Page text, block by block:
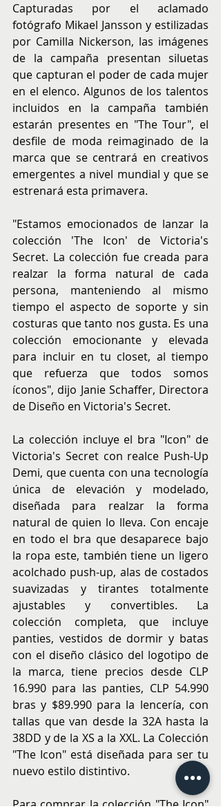
Capturadas por el aclamado
fotógrafo Mikael Jansson y estilizadas
por Camilla Nickerson, las imágenes
de la campaña presentan siluetas
que capturan el poder de cada mujer
en el elenco. Algunos de los talentos
incluidos en la campaña también
estarán presentes en "The Tour", el
desfile de moda reimaginado de la
marca que se centrará en creativos
emergentes a nivel mundial y que se
estrenará esta primavera.
"Estamos emocionados de lanzar la
colección 'The Icon' de Victoria's
Secret. La colección fue creada para
realzar la forma natural de cada
persona, manteniendo al mismo
tiempo el aspecto de soporte y sin
costuras que tanto nos gusta. Es una
colección emocionante y elevada
para incluir en tu closet, al tiempo
que refuerza que todos somos
íconos", dijo Janie Schaffer, Directora
de Diseño en Victoria's Secret.
La colección incluye el bra "Icon" de
Victoria's Secret con realce Push-Up
Demi, que cuenta con una tecnología
única de elevación y modelado,
diseñada para realzar la forma
natural de quien lo lleva. Con encaje
en todo el bra que desaparece bajo
la ropa este, también tiene un ligero
acolchado push-up, alas de costados
suavizadas y tirantes totalmente
ajustables y convertibles. La
colección completa, que incluye
panties, vestidos de dormir y batas
con el diseño clásico del logotipo de
la marca, tiene precios desde CLP
16.990 para las panties, CLP 54.990
bras y $89.990 para la lencería, con
tallas que van desde la 32A hasta la
38DD y de la XS a la XXL. La Colección
"The Icon" está diseñada para ser tu
nuevo estilo distintivo.
Para comprar la colección "The Icon"